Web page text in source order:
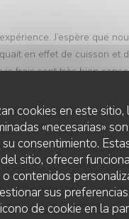
cookies en este
«necesarias»
consentimiento.
sitio, ofrecer
contenidos
sus
de cookie en la
J’espère que
en effet de cuisson et
frais sont très bien
Bien à vous,
Servicio:5/5 Ambiente: